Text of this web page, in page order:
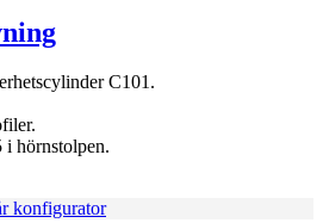
C101.
hörnstolpen.
konfigurator